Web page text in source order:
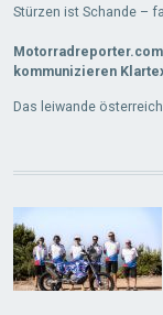
Stürzen ist Schande –
kommunizieren
Das leiwande